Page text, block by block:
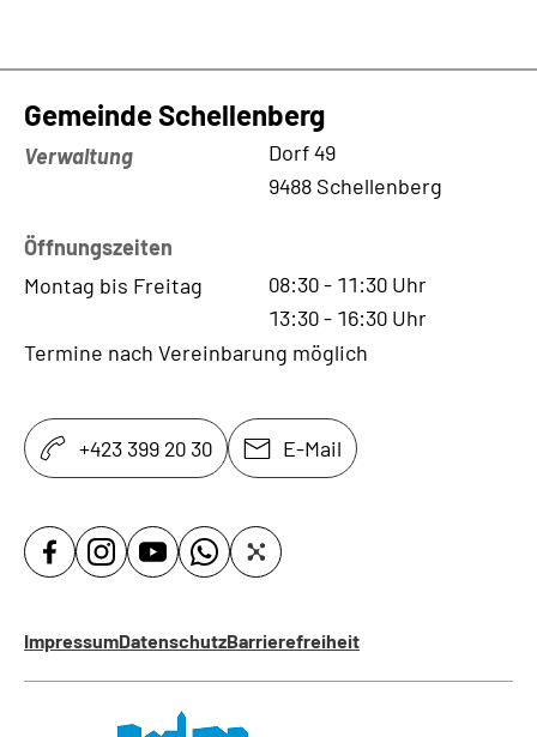
Gemeinde Schellenberg
Verwaltung
Dorf 49
9488 Schellenberg
Öffnungszeiten
Montag bis Freitag
08:30- 11:30 Uhr
13:30- 16:30 Uhr
Termine nach Vereinbarung möglich
+423 399 20 30 E-Mail
ImpressumDatenschutzBarrierefreiheit